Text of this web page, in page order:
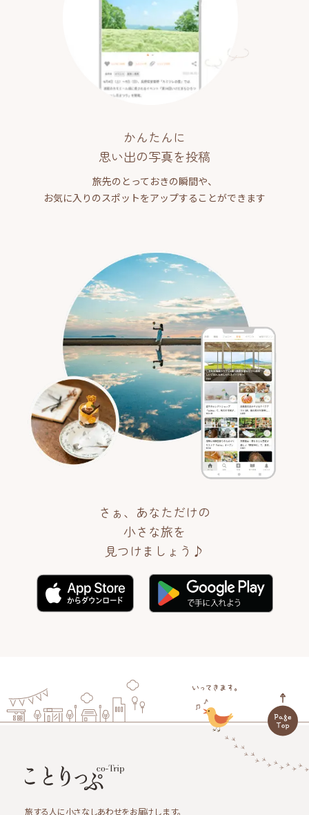
かんたんに
思い出の写真を投稿
旅先のとっておきの瞬間や、
お気に入りのスポットをアップすることができます
さぁ、あなただけの
小さな旅を
見つけましょう♪
旅する人に小さなしあわせをお届けします。